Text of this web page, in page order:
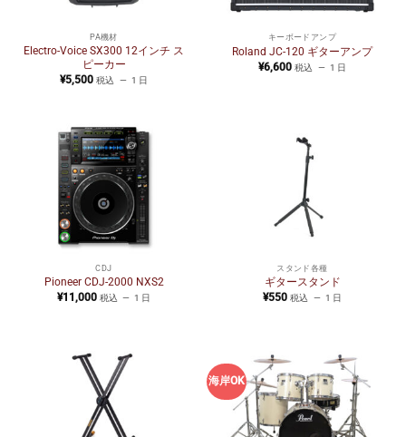
PA機材
Electro-Voice SX300 12インチ ス
ピーカー
¥5,500 税込 1 日
キーボードアンプ
Roland JC-120 ギターアンプ
¥6,600 税込 1 日
CDJ
Pioneer CDJ-2000 NXS2
¥11,000 税込 1 日
スタンド各種
ギタースタンド
¥550 税込 1 日
海岸OK